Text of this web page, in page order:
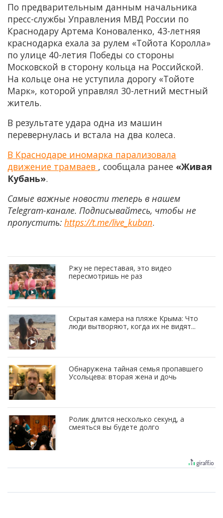
По предварительным данным начальника
пресс-службы Управления МВД России по
Краснодару Артема Коноваленко, 43-летняя
краснодарка ехала за рулем «Тойота Королла»
по улице 40-летия Победы со стороны
Московской в сторону кольца на Российской.
На кольце она не уступила дорогу «Тойоте
Марк», которой управлял 30-летний местный
житель.
В результате удара одна из машин
перевернулась и встала на два колеса.
В Краснодаре иномарка парализовала
движение трамваев , сообщала ранее «Живая
Кубань».
Самые важные новости теперь в нашем
Telegram-канале. Подписывайтесь, чтобы не
пропустить: https://t.me/live_kuban.
Ржу не переставая, это видео
пересмотришь не раз
Скрытая камера на пляже Крыма: Что
люди вытворяют, когда их не видят...
Обнаружена тайная семья пропавшего
Усольцева: вторая жена и дочь
Ролик длится несколько секунд, а
смеяться вы будете долго